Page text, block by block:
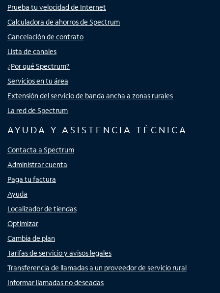
Prueba tu velocidad de Internet
Calculadora de ahorros de Spectrum
Cancelación de contrato
Lista de canales
¿Por qué Spectrum?
Servicios en tu área
Extensión del servicio de banda ancha a zonas rurales
La red de Spectrum
AYUDA Y ASISTENCIA TÉCNICA
Contacta a Spectrum
Administrar cuenta
Paga tu factura
Ayuda
Localizador de tiendas
Optimizar
Cambia de plan
Tarifas de servicio y avisos legales
Transferencia de llamadas a un proveedor de servicio rural
Informar llamadas no deseadas